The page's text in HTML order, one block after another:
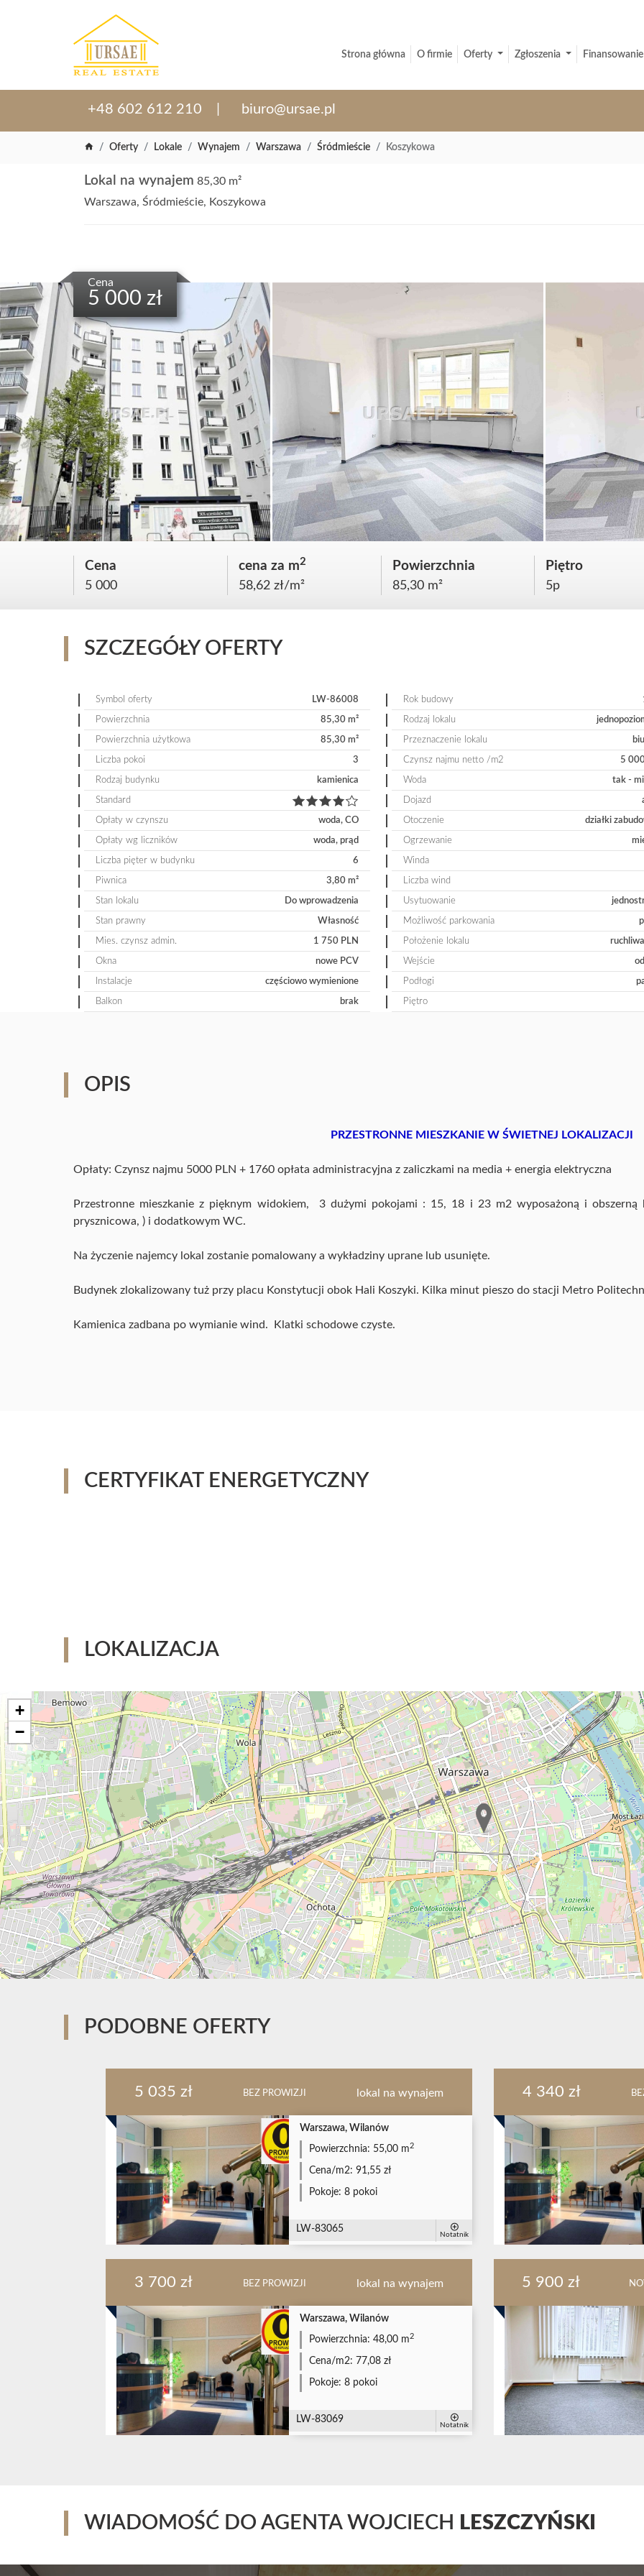
Strona główna O firmie Oferty Zgłoszenia Finansowanie
+48 602 612 210 biuro@ursae.pl
Oferty Lokale Wynajem Warszawa Śródmieście Koszykowa
Lokal na wynajem 85,30 m²
Warszawa, Śródmieście, Koszykowa
Cena
5 000 zł
Cena
5 000
cena za m2
58,62 zł/m²
Powierzchnia
85,30 m²
Piętro
5p
SZCZEGÓŁY OFERTY
Symbol oferty LW-86008
Powierzchnia 85,30 m²
Powierzchnia użytkowa 85,30 m²
Liczba pokoi 3
Rodzaj budynku kamienica
Standard
Opłaty w czynszu woda, CO
Opłaty wg liczników woda, prąd
Liczba pięter w budynku 6
Piwnica 3,80 m²
Stan lokalu Do wprowadzenia
Stan prawny Własność
Mies. czynsz admin. 1 750 PLN
Okna nowe PCV
Instalacje częściowo wymienione
Balkon brak
Rok budowy
Rodzaj lokalu
Przeznaczenie lokalu
Czynsz najmu netto /m2 5
Woda tak -
Dojazd
Otoczenie działki
Ogrzewanie
Winda
Liczba wind
Usytuowanie
Możliwość parkowania
Położenie lokalu
Wejście
Podłogi
Piętro
OPIS
PRZESTRONNE MIESZKANIE W ŚWIETNEJ LOKALIZACJI
Opłaty: Czynsz najmu 5000 PLN + 1760 opłata administracyjna z zaliczkami na media + energia elektryczna
Przestronne mieszkanie z pięknym widokiem, 3 dużymi pokojami : 15, 18 i 23 m2 wyposażoną i obszerną
prysznicowa, ) i dodatkowym WC.
Na życzenie najemcy lokal zostanie pomalowany a wykładziny uprane lub usunięte.
Budynek zlokalizowany tuż przy placu Konstytucji obok Hali Koszyki. Kilka minut pieszo do stacji Metro
Kamienica zadbana po wymianie wind. Klatki schodowe czyste.
CERTYFIKAT ENERGETYCZNY
LOKALIZACJA
+
−
PODOBNE OFERTY
5 035 zł BEZ PROWIZJI lokal na wynajem
Warszawa, Wilanów
Powierzchnia: 55,00 m 2
Cena/m2: 91,55 zł
Pokoje: 8 pokoi
LW-83065
Notatnik
4 340 zł
3 700 zł BEZ PROWIZJI lokal na wynajem
Warszawa, Wilanów
Powierzchnia: 48,00 m 2
Cena/m2: 77,08 zł
Pokoje: 8 pokoi
LW-83069
Notatnik
5 900 zł
WIADOMOŚĆ DO AGENTA WOJCIECH LESZCZYŃSKI